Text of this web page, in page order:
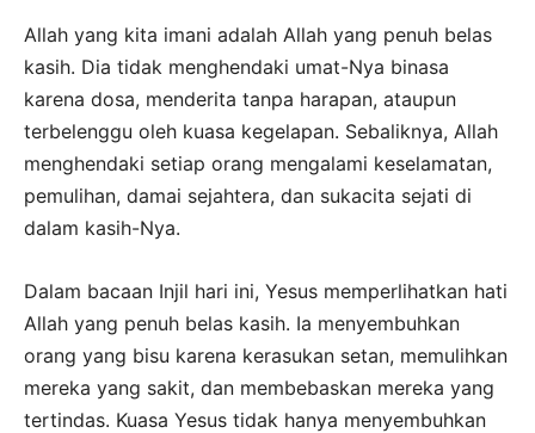
Allah yang kita imani adalah Allah yang penuh belas
kasih. Dia tidak menghendaki umat-Nya binasa
karena dosa, menderita tanpa harapan, ataupun
terbelenggu oleh kuasa kegelapan. Sebaliknya, Allah
menghendaki setiap orang mengalami keselamatan,
pemulihan, damai sejahtera, dan sukacita sejati di
dalam kasih-Nya.
Dalam bacaan Injil hari ini, Yesus memperlihatkan hati
Allah yang penuh belas kasih. Ia menyembuhkan
orang yang bisu karena kerasukan setan, memulihkan
mereka yang sakit, dan membebaskan mereka yang
tertindas. Kuasa Yesus tidak hanya menyembuhkan